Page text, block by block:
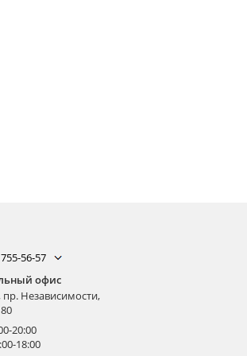
56-57
офис
пр. Независимости,
20:00
18:00